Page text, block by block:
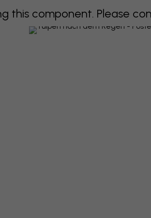
this component. Please